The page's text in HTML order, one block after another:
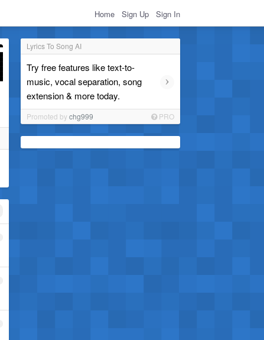
Home Sign Up Sign In
Lyrics To Song AI
Try free features like text-to-
music, vocal separation, song
extension & more today.
›
Promoted bychg999 PRO